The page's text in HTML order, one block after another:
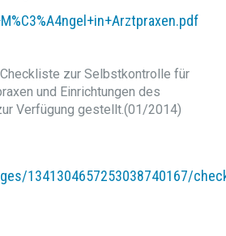
zur Selbstkontrolle für
und Einrichtungen des
Verfügung gestellt.(01/2014)
1341304657253038740167/